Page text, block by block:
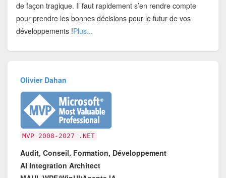
de façon tragique. Il faut rapidement s’en rendre compte
pour prendre les bonnes décisions pour le futur de vos
développements !Plus...
Olivier Dahan
MVP 2008-2027 .NET
Audit, Conseil, Formation, Développement
AI Integration Architect